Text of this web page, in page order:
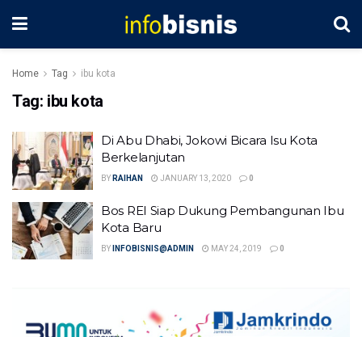
Home Tag ibu kota
Tag: ibu kota
Di Abu Dhabi, Jokowi Bicara Isu Kota
Berkelanjutan
BY RAIHAN JANUARY 13, 2020 0
Bos REI Siap Dukung Pembangunan Ibu
Kota Baru
BY INFOBISNIS@ADMIN MAY 24, 2019 0